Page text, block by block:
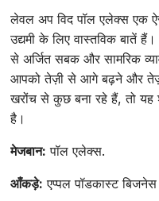
लेवल अप विद पॉल एलेक्स एक
उद्यमी के लिए वास्तविक बातें
से अर्जित सबक और सामरिक
आपको तेज़ी से आगे बढ़ने और
खरोंच से कुछ बना रहे हैं, तो यह
है।
मेजबान: पॉल एलेक्स.
आँकड़े: एप्पल पॉडकास्ट बिजनेस